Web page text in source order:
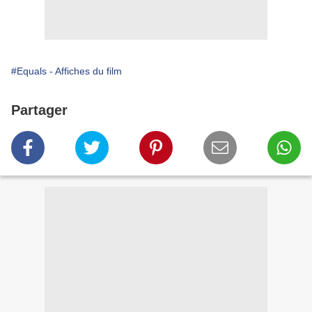
#Equals - Affiches du film
Partager